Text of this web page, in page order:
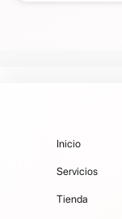
Inicio
Servicios
Tienda